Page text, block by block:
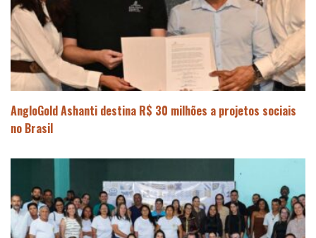
AngloGold Ashanti destina R$ 30 milhões a projetos sociais
no Brasil